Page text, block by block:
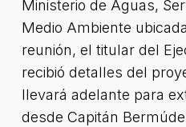
Ministerio de Aguas,
Medio Ambiente
reunión, el titular del
recibió detalles del
llevará adelante para
desde Capitán